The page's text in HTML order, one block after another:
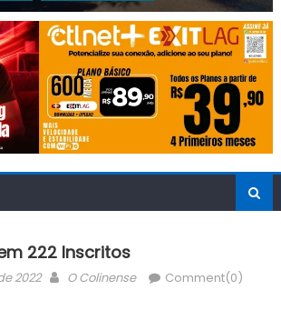
222 Inscritos
2022 Author
O Colinense Comment(0)